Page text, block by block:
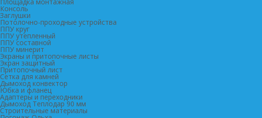
Консоль
Заглушки
Потолочно-проходные устройства
ППУ круг
ППУ утепленный
ППУ составной
ППУ минерит
Экраны и притопочные листы
Экран защитный
Притопочный лист
Сетка для камней
Дымоход конвектор
Юбка и фланец
Адаптеры и переходники
Дымоход Теплодар 90 мм
Cтроительные материалы